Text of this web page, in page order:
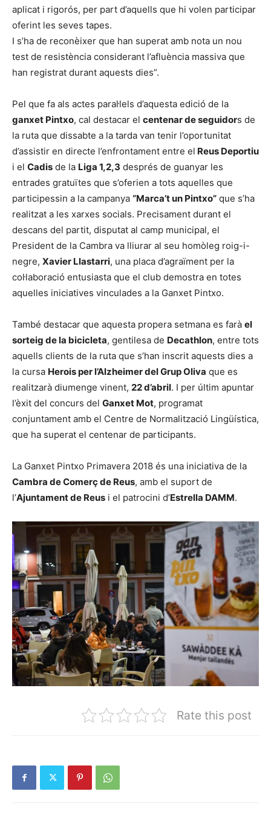
aplicat i rigorós, per part d’aquells que hi volen participar
oferint les seves tapes.
I s’ha de reconèixer que han superat amb nota un nou
test de resistència considerant l’afluència massiva que
han registrat durant aquests dies”.
Pel que fa als actes paral·lels d’aquesta edició de la
ganxet Pintxo, cal destacar el centenar de seguidors de
la ruta que dissabte a la tarda van tenir l’oportunitat
d’assistir en directe l’enfrontament entre el Reus Deportiu
i el Cadis de la Liga 1,2,3 després de guanyar les
entrades gratuïtes que s’oferien a tots aquelles que
participessin a la campanya “Marca’t un Pintxo” que s’ha
realitzat a les xarxes socials. Precisament durant el
descans del partit, disputat al camp municipal, el
President de la Cambra va lliurar al seu homòleg roig-i-
negre, Xavier Llastarri, una placa d’agraïment per la
col·laboració entusiasta que el club demostra en totes
aquelles iniciatives vinculades a la Ganxet Pintxo.
També destacar que aquesta propera setmana es farà el
sorteig de la bicicleta, gentilesa de Decathlon, entre tots
aquells clients de la ruta que s’han inscrit aquests dies a
la cursa Herois per l’Alzheimer del Grup Oliva que es
realitzarà diumenge vinent, 22 d’abril. I per últim apuntar
l’èxit del concurs del Ganxet Mot, programat
conjuntament amb el Centre de Normalització Lingüística,
que ha superat el centenar de participants.
La Ganxet Pintxo Primavera 2018 és una iniciativa de la
Cambra de Comerç de Reus, amb el suport de
l’Ajuntament de Reus i el patrocini d’Estrella DAMM.
Rate this post